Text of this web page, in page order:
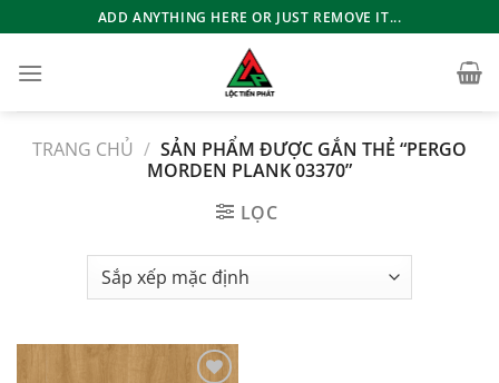
qua
nội
ADD ANYTHING HERE OR JUST REMOVE IT...
TRANG CHỦ / SẢN PHẨM ĐƯỢC GẮN THẺ “PERGO
MORDEN PLANK 03370”
LỌC